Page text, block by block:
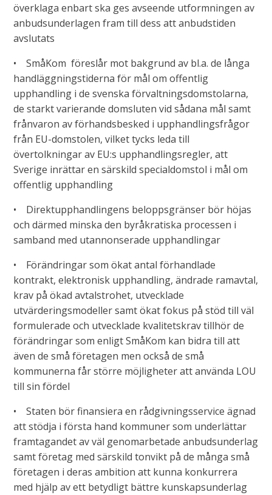
överklaga enbart ska ges avseende utformningen av
anbudsunderlagen fram till dess att anbudstiden
avslutats
• SmåKom föreslår mot bakgrund av bl.a. de långa
handläggningstiderna för mål om offentlig
upphandling i de svenska förvaltningsdomstolarna,
de starkt varierande domsluten vid sådana mål samt
frånvaron av förhandsbesked i upphandlingsfrågor
från EU-domstolen, vilket tycks leda till
övertolkningar av EU:s upphandlingsregler, att
Sverige inrättar en särskild specialdomstol i mål om
offentlig upphandling
• Direktupphandlingens beloppsgränser bör höjas
och därmed minska den byråkratiska processen i
samband med utannonserade upphandlingar
• Förändringar som ökat antal förhandlade
kontrakt, elektronisk upphandling, ändrade ramavtal,
krav på ökad avtalstrohet, utvecklade
utvärderingsmodeller samt ökat fokus på stöd till väl
formulerade och utvecklade kvalitetskrav tillhör de
förändringar som enligt SmåKom kan bidra till att
även de små företagen men också de små
kommunerna får större möjligheter att använda LOU
till sin fördel
• Staten bör finansiera en rådgivningsservice ägnad
att stödja i första hand kommuner som underlättar
framtagandet av väl genomarbetade anbudsunderlag
samt företag med särskild tonvikt på de många små
företagen i deras ambition att kunna konkurrera
med hjälp av ett betydligt bättre kunskapsunderlag